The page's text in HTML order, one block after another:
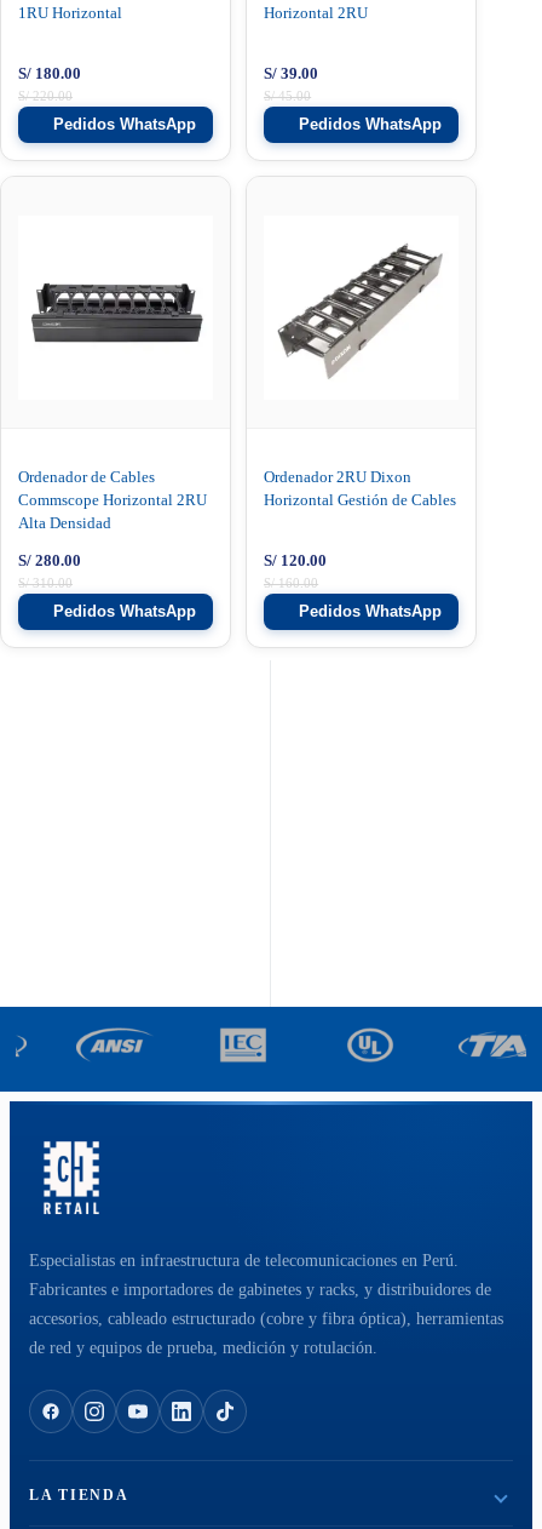
1RU Horizontal
S/220.00
S/ 180.00
Pedidos WhatsApp
Horizontal 2RU
S/45.00
S/ 39.00
Pedidos WhatsApp
Ordenador de Cables
Commscope Horizontal 2RU
Alta Densidad
S/310.00
S/ 280.00
Pedidos WhatsApp
Ordenador 2RU Dixon
Horizontal Gestión de Cables
S/160.00
S/ 120.00
Pedidos WhatsApp
Especialistas en infraestructura de telecomunicaciones en Perú.
Fabricantes e importadores de gabinetes y racks, y distribuidores de
accesorios, cableado estructurado (cobre y fibra óptica), herramientas
de red y equipos de prueba, medición y rotulación.
LA TIENDA